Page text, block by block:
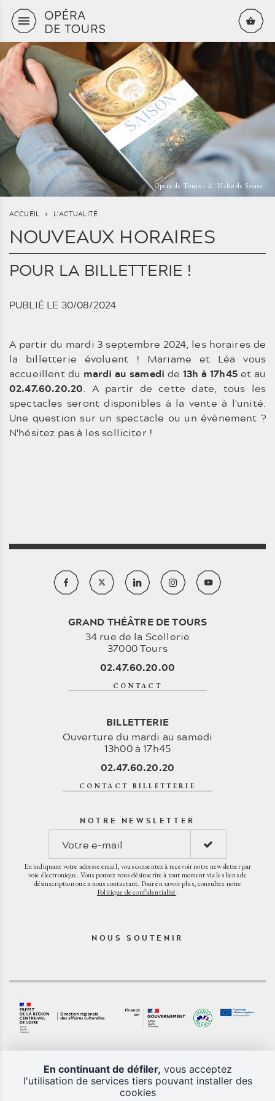
Aller au contenu principal
Opéra de Tours - A. Nabo de Sousa
ACCUEIL L'ACTUALITÉ
NOUVEAUX HORAIRES
POUR LA BILLETTERIE !
PUBLIÉ LE 30/08/2024
A partir du mardi 3 septembre 2024, les horaires de
la billetterie évoluent ! Mariame et Léa vous
accueillent du mardi au samedi de 13h à 17h45et au
02.47.60.20.20. A partir de cette date, tous les
spectacles seront disponibles à la vente à l'unité.
Une question sur un spectacle ou un évènement ?
N'hésitez pas à les solliciter !
GRAND THÉÂTRE DE TOURS
34 rue de la Scellerie
37000 Tours
02.47.60.20.00
CONTACT
BILLETTERIE
Ouverture du mardi au samedi
13h00 à 17h45
02.47.60.20.20
CONTACT BILLETTERIE
NOTRE NEWSLETTER
En indiquant votre adresse email, vous consentez à recevoir notre newsletter par
voie électronique. Vous pouvez vous désinscrire à tout moment via les liens de
désinscription ou en nous contactant. Pour en savoir plus, consultez notre
Politique de confidentialité.
NOUS SOUTENIR
En continuant de défiler, vous acceptez
l'utilisation de services tiers pouvant installer des
cookies